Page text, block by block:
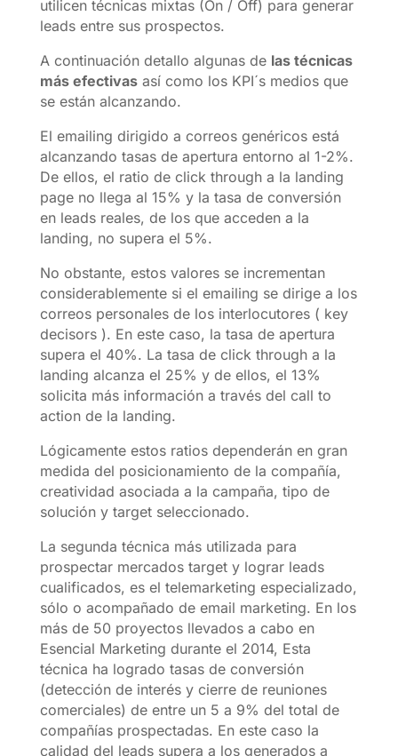
utilicen técnicas mixtas (On / Off) para generar
leads entre sus prospectos.
A continuación detallo algunas de las técnicas
más efectivasasí como los KPI´s medios que
se están alcanzando.
El emailing dirigido a correos genéricos está
alcanzando tasas de apertura entorno al 1-2%.
De ellos, el ratio de click through a la landing
page no llega al 15% y la tasa de conversión
en leads reales, de los que acceden a la
landing, no supera el 5%.
No obstante, estos valores se incrementan
considerablemente si el emailing se dirige a los
correos personales de los interlocutores ( key
decisors ). En este caso, la tasa de apertura
supera el 40%. La tasa de click through a la
landing alcanza el 25% y de ellos, el 13%
solicita más información a través del call to
action de la landing.
Lógicamente estos ratios dependerán en gran
medida del posicionamiento de la compañía,
creatividad asociada a la campaña, tipo de
solución y target seleccionado.
La segunda técnica más utilizada para
prospectar mercados target y lograr leads
cualificados, es el telemarketing especializado,
sólo o acompañado de email marketing. En los
más de 50 proyectos llevados a cabo en
Esencial Marketing durante el 2014, Esta
técnica ha logrado tasas de conversión
(detección de interés y cierre de reuniones
comerciales) de entre un 5 a 9% del total de
compañías prospectadas. En este caso la
calidad del leads supera a los generados a